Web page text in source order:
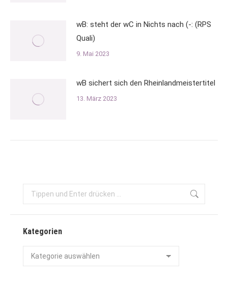
wB: steht der wC in Nichts nach (-: (RPS
Quali)
9. Mai 2023
wB sichert sich den Rheinlandmeistertitel
13. März 2023
Search:
Kategorien
Kategorien